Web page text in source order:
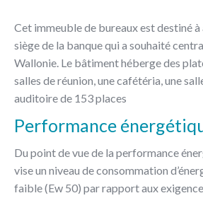
Cet immeuble de bureaux est destiné
siège de la banque qui a souhaité
Wallonie. Le bâtiment héberge des
salles de réunion, une cafétéria, une
auditoire de 153 places
Performance
Du point de vue de la performance
vise un niveau de consommation
faible (Ew 50) par rapport aux